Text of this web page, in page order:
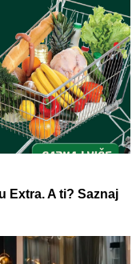
Extra. A ti? Saznaj